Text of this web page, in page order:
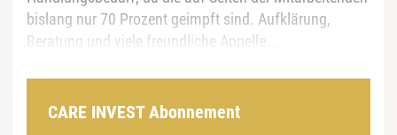
bislang nur 70 Prozent geimpft sind. Aufklärung,
Beratung und viele freundliche Appelle...
CARE INVEST Abonnement